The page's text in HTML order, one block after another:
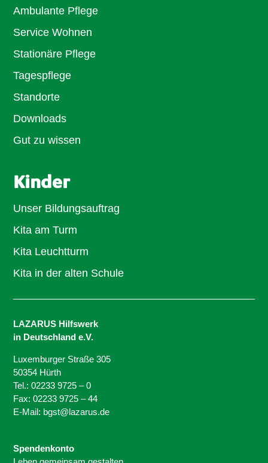
Ambulante Pflege
Service Wohnen
Stationäre Pflege
Tagespflege
Standorte
Downloads
Gut zu wissen
Kinder
Unser Bildungsauftrag
Kita am Turm
Kita Leuchtturm
Kita in der alten Schule
LAZARUS Hilfswerk
in Deutschland e.V.
Luxemburger Straße 305
50354 Hürth
Tel.: 02233 9725 – 0
Fax: 02233 9725 – 44
E-Mail: bgst@lazarus.de
Spendenkonto